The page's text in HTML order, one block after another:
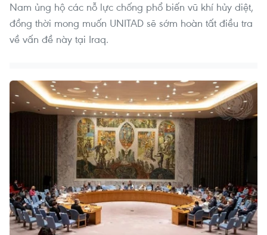
Nam ủng hộ các nỗ lực chống phổ biến vũ khí hủy diệt,
đồng thời mong muốn UNITAD sẽ sớm hoàn tất điều tra
về vấn đề này tại Iraq.